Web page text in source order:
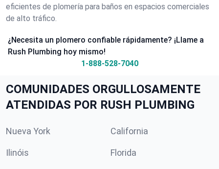
eficientes de plomería para baños en espacios comerciales
de alto tráfico.
¿Necesita un plomero confiable rápidamente? ¡Llame a
Rush Plumbing hoy mismo!
1-888-528-7040
COMUNIDADES ORGULLOSAMENTE
ATENDIDAS POR RUSH PLUMBING
Nueva York California
Ilinóis Florida